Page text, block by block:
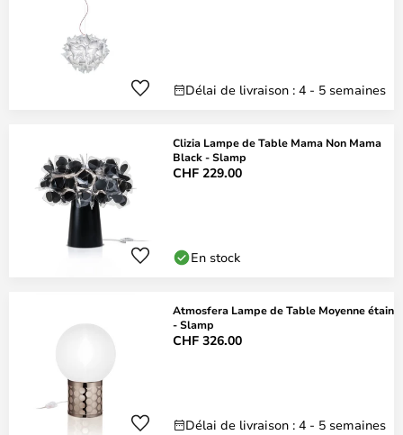
Délai de livraison : 4 - 5 semaines
Clizia Lampe de Table Mama Non Mama
Black - Slamp
CHF 229.00
En stock
Atmosfera Lampe de Table Moyenne étain
- Slamp
CHF 326.00
Délai de livraison : 4 - 5 semaines